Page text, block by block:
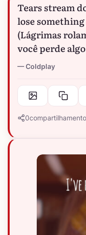
Tears stream
lose
(Lágrimas
você perde
Coldplay
0